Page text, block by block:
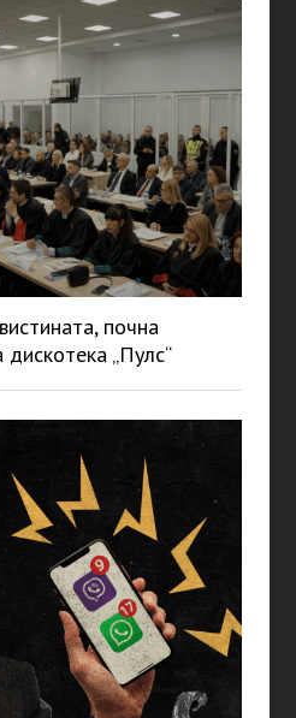
почна
„Пулс“